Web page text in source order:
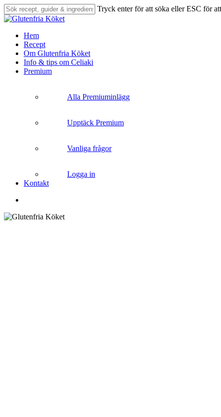
Skip
to
content
Tryck enter för att söka eller ESC för
Close
search
Menu
Hem
Recept
Om Glutenfria Köket
Info & tips om Celiaki
Premium
Alla Premiuminlägg
Upptäck Premium
Vanliga frågor
Logga in
Kontakt